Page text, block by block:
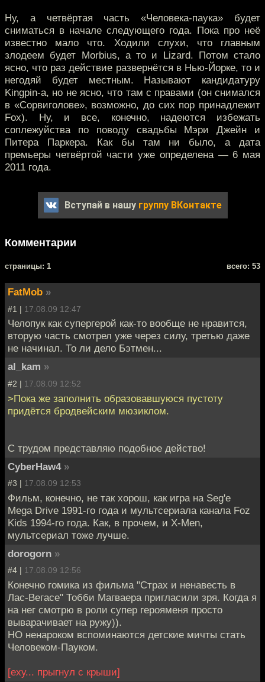
Ну, а четвёртая часть «Человека-паука» будет
сниматься в начале следующего года. Пока про неё
известно мало что. Ходили слухи, что главным
злодеем будет Morbius, а то и Lizard. Потом стало
ясно, что раз действие развернётся в Нью-Йорке, то и
негодяй будет местным. Называют кандидатуру
Kingpin-а, но не ясно, что там с правами (он снимался
в «Сорвиголове», возможно, до сих пор принадлежит
Fox). Ну, и все, конечно, надеются избежать
соплежуйства по поводу свадьбы Мэри Джейн и
Питера Паркера. Как бы там ни было, а дата
премьеры четвёртой части уже определена — 6 мая
2011 года.
Вступай в нашу группу ВКонтакте
Комментарии
cтраницы: 1 всего: 53
FatMob »
#1 | 17.08.09 12:47
Челопук как супергерой как-то вообще не нравится,
вторую часть смотрел уже через силу, третью даже
не начинал. То ли дело Бэтмен...
al_kam »
#2 | 17.08.09 12:52
>Пока же заполнить образовавшуюся пустоту
придётся бродвейским мюзиклом.
С трудом представляю подобное действо!
CyberHaw4 »
#3 | 17.08.09 12:53
Фильм, конечно, не так хорош, как игра на Seg'e
Mega Drive 1991-го года и мультсериала канала Foz
Kids 1994-го года. Как, в прочем, и X-Men,
мультсериал тоже лучше.
dorogorn »
#4 | 17.08.09 12:56
Конечно гомика из фильма "Страх и ненавесть в
Лас-Вегасе" Тобби Магваера пригласили зря. Когда я
на нег смотрю в роли супер герояменя просто
выварачивает на ружу)).
НО ненароком вспоминаются детские мичты стать
Человеком-Пауком.
[еху... прыгнул с крыши]